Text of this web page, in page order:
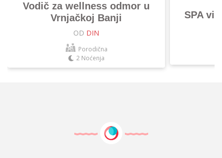
Vodič za wellness odmor u
Vrnjačkoj Banji
OD DIN
Porodična
2 Noćenja
SPA